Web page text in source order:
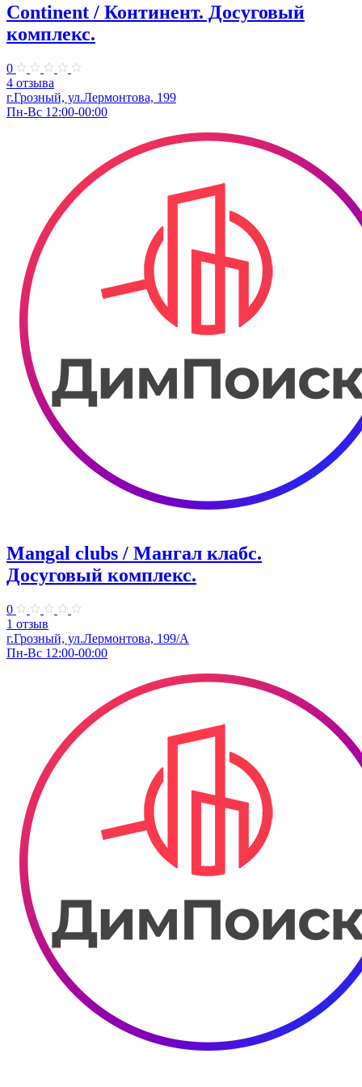
Continent / Континент. Досуговый
комплекс.
0
4 отзыва
г.Грозный, ул.Лермонтова, 199
Пн-Вс 12:00-00:00
Mangal clubs / Мангал клабс.
Досуговый комплекс.
0
1 отзыв
г.Грозный, ул.Лермонтова, 199/А
Пн-Вс 12:00-00:00